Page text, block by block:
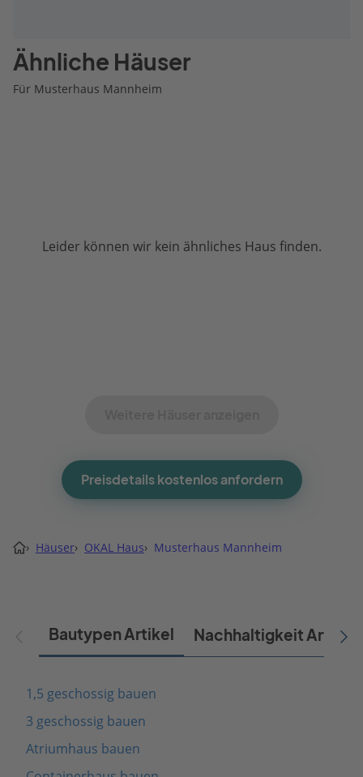
Ähnliche Häuser
Für Musterhaus Mannheim
Leider können wir kein ähnliches Haus finden.
Preisdetails kostenlos anfordern
› Häuser› OKAL Haus› Musterhaus Mannheim
Bautypen Artikel Nachhaltigkeit Artikel
1,5 geschossig bauen
3 geschossig bauen
Atriumhaus bauen